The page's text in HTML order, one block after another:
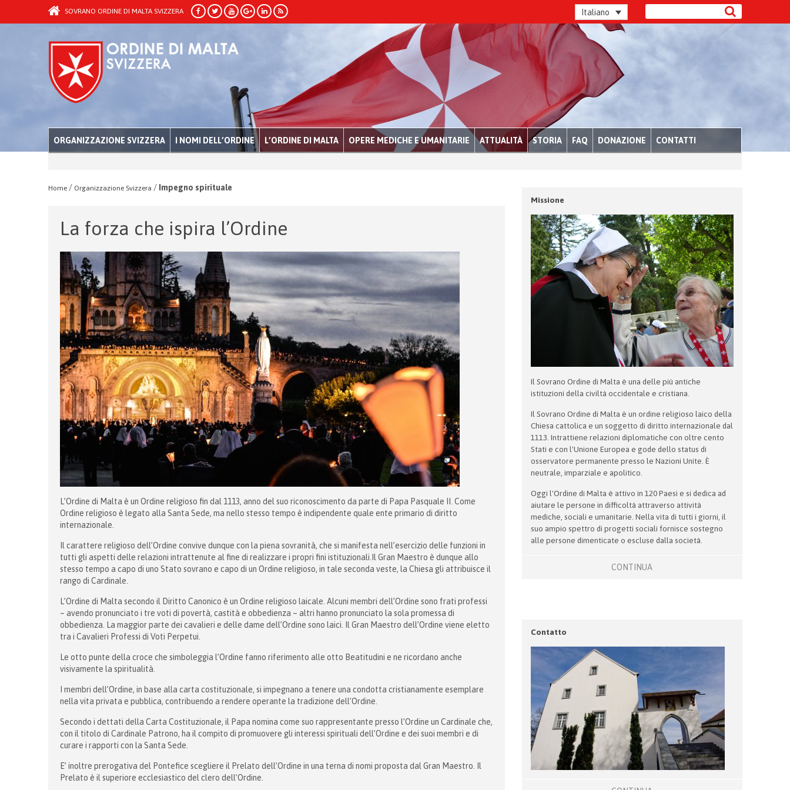
Italiano
SOVRANO ORDINE DI MALTA SVIZZERA
ORGANIZZAZIONE SVIZZERA I NOMI DELL’ORDINE L’ORDINE DI MALTA OPERE MEDICHE E UMANITARIE ATTUALITÀ STORIA FAQ DONAZIONE CONTATTI
Home / Organizzazione Svizzera / Impegno spirituale
La forza che ispira l’Ordine
L’Ordine di Malta è un Ordine religioso fin dal 1113, anno del suo riconoscimento da parte di Papa Pasquale II. Come
Ordine religioso è legato alla Santa Sede, ma nello stesso tempo è indipendente quale ente primario di diritto
internazionale.
Il carattere religioso dell’Ordine convive dunque con la piena sovranità, che si manifesta nell’esercizio delle funzioni in
tutti gli aspetti delle relazioni intrattenute al fine di realizzare i propri fini istituzionali.Il Gran Maestro è dunque allo
stesso tempo a capo di uno Stato sovrano e capo di un Ordine religioso, in tale seconda veste, la Chiesa gli attribuisce il
rango di Cardinale.
L’Ordine di Malta secondo il Diritto Canonico è un Ordine religioso laicale. Alcuni membri dell’Ordine sono frati professi
– avendo pronunciato i tre voti di povertà, castità e obbedienza – altri hanno pronunciato la sola promessa di
obbedienza. La maggior parte dei cavalieri e delle dame dell’Ordine sono laici. Il Gran Maestro dell’Ordine viene eletto
tra i Cavalieri Professi di Voti Perpetui.
Le otto punte della croce che simboleggia l’Ordine fanno riferimento alle otto Beatitudini e ne ricordano anche
visivamente la spiritualità.
I membri dell’Ordine, in base alla carta costituzionale, si impegnano a tenere una condotta cristianamente esemplare
nella vita privata e pubblica, contribuendo a rendere operante la tradizione dell’Ordine.
Secondo i dettati della Carta Costituzionale, il Papa nomina come suo rappresentante presso l’Ordine un Cardinale che,
con il titolo di Cardinale Patrono, ha il compito di promuovere gli interessi spirituali dell’Ordine e dei suoi membri e di
curare i rapporti con la Santa Sede.
E’ inoltre prerogativa del Pontefice scegliere il Prelato dell’Ordine in una terna di nomi proposta dal Gran Maestro. Il
Prelato è il superiore ecclesiastico del clero dell’Ordine.
Missione
Il Sovrano Ordine di Malta è una delle più antiche
istituzioni della civiltà occidentale e cristiana.
Il Sovrano Ordine di Malta è un ordine religioso laico della
Chiesa cattolica e un soggetto di diritto internazionale dal
1113. Intrattiene relazioni diplomatiche con oltre cento
Stati e con l'Unione Europea e gode dello status di
osservatore permanente presso le Nazioni Unite. È
neutrale, imparziale e apolitico.
Oggi l'Ordine di Malta è attivo in 120 Paesi e si dedica ad
aiutare le persone in difficoltà attraverso attività
mediche, sociali e umanitarie. Nella vita di tutti i giorni, il
suo ampio spettro di progetti sociali fornisce sostegno
alle persone dimenticate o escluse dalla società.
CONTINUA
Contatto